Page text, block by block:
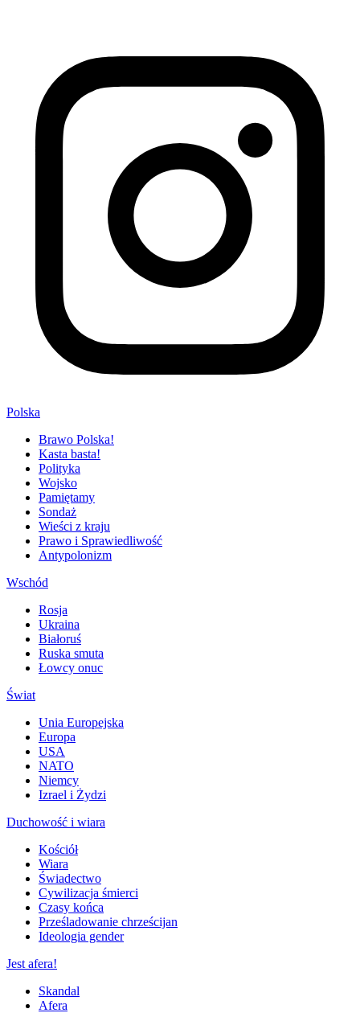
Polska
Brawo Polska!
Kasta basta!
Polityka
Wojsko
Pamiętamy
Sondaż
Wieści z kraju
Prawo i Sprawiedliwość
Antypolonizm
Wschód
Rosja
Ukraina
Białoruś
Ruska smuta
Łowcy onuc
Świat
Unia Europejska
Europa
USA
NATO
Niemcy
Izrael i Żydzi
Duchowość i wiara
Kościół
Wiara
Świadectwo
Cywilizacja śmierci
Czasy końca
Prześladowanie chrześcijan
Ideologia gender
Jest afera!
Skandal
Afera